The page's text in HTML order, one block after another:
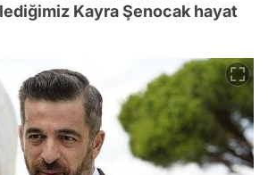
Kayra Şenocak hayat